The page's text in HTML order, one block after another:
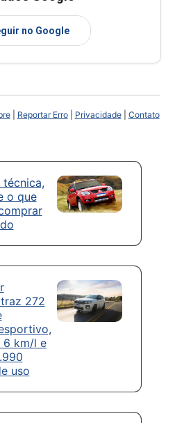
no Google
| Reportar Erro| Privacidade| Contato
técnica,
o que
272
6 km/l e
uso